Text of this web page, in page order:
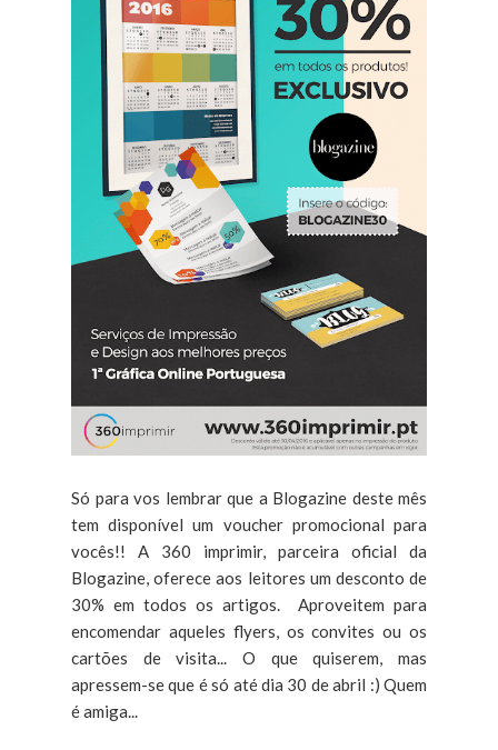
Só para vos lembrar que a Blogazine deste mês
tem disponível um voucher promocional para
vocês!! A 360 imprimir, parceira oficial da
Blogazine, oferece aos leitores um desconto de
30% em todos os artigos. Aproveitem para
encomendar aqueles flyers, os convites ou os
cartões de visita... O que quiserem, mas
apressem-se que é só até dia 30 de abril :) Quem
é amiga...